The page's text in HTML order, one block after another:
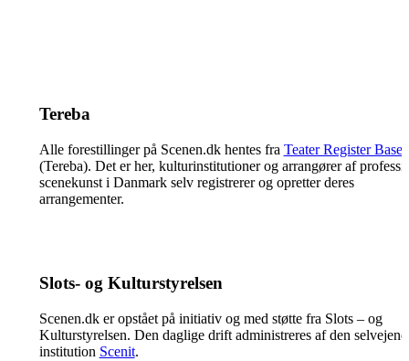
Tereba
Alle forestillinger på Scenen.dk hentes fra Teater Register Basen
(Tereba). Det er her, kulturinstitutioner og arrangører af
scenekunst i Danmark selv registrerer og opretter deres
arrangementer.
Slots- og Kulturstyrelsen
Scenen.dk er opstået på initiativ og med støtte fra Slots – og
Kulturstyrelsen. Den daglige drift administreres af den
institution Scenit.